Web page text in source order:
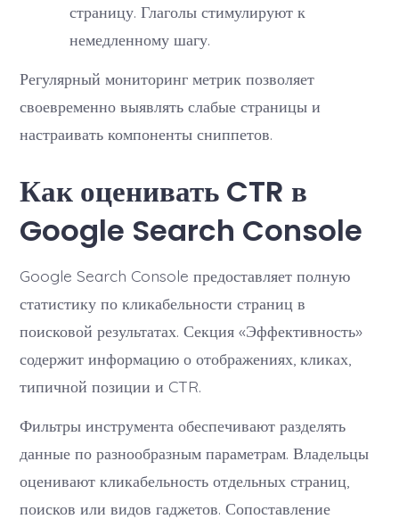
страницу. Глаголы стимулируют к
немедленному шагу.
Регулярный мониторинг метрик позволяет
своевременно выявлять слабые страницы и
настраивать компоненты сниппетов.
Как оценивать CTR в
Google Search Console
Google Search Console предоставляет полную
статистику по кликабельности страниц в
поисковой результатах. Секция «Эффективность»
содержит информацию о отображениях, кликах,
типичной позиции и CTR.
Фильтры инструмента обеспечивают разделять
данные по разнообразным параметрам. Владельцы
оценивают кликабельность отдельных страниц,
поисков или видов гаджетов. Сопоставление